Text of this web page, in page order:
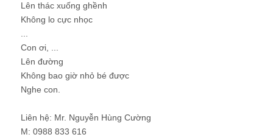
Lên thác xuống ghềnh
Không lo cực nhọc
...
Con ơi, ...
Lên đường
Không bao giờ nhỏ bé được
Nghe con.
Liên hệ: Mr. Nguyễn Hùng Cường
M: 0988 833 616